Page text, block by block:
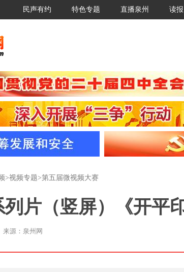
民声有约 特色专题 直播泉州 读报
>视频专题>第五届微视频大赛
片（竖屏）《开平
来源：泉州网